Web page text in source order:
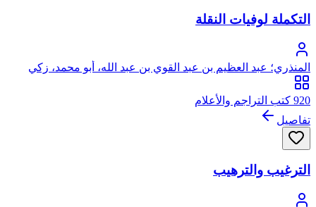
التكملة لوفيات النقلة
المنذري؛ عبد العظيم بن عبد القوي بن عبد الله، أبو محمد، زكي
الدين المنذري
920 كتب التراجم والأعلام
تفاصيل
الترغيب والترهيب